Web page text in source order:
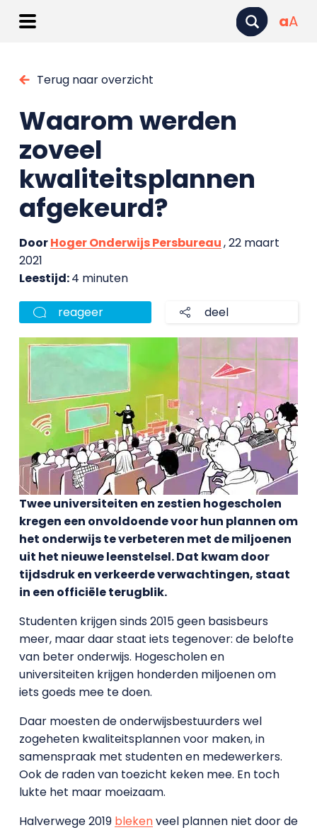
aA
Terug naar overzicht
Waarom werden
zoveel
kwaliteitsplannen
afgekeurd?
DoorHoger Onderwijs Persbureau, 22 maart
2021
Leestijd:4 minuten
reageer deel
Twee universiteiten en zestien hogescholen
kregen een onvoldoende voor hun plannen om
het onderwijs te verbeteren met de miljoenen
uit het nieuwe leenstelsel. Dat kwam door
tijdsdruk en verkeerde verwachtingen, staat
in een officiële terugblik.
Studenten krijgen sinds 2015 geen basisbeurs
meer, maar daar staat iets tegenover: de belofte
van beter onderwijs. Hogescholen en
universiteiten krijgen honderden miljoenen om
iets goeds mee te doen.
Daar moesten de onderwijsbestuurders wel
zogeheten kwaliteitsplannen voor maken, in
samenspraak met studenten en medewerkers.
Ook de raden van toezicht keken mee. En toch
lukte het maar moeizaam.
Halverwege 2019 blekenveel plannen niet door de